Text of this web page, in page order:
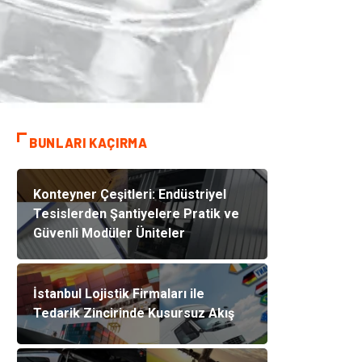
BUNLARI KAÇIRMA
Konteyner Çeşitleri: Endüstriyel
Tesislerden Şantiyelere Pratik ve
Güvenli Modüler Üniteler
İstanbul Lojistik Firmaları ile
Tedarik Zincirinde Kusursuz Akış